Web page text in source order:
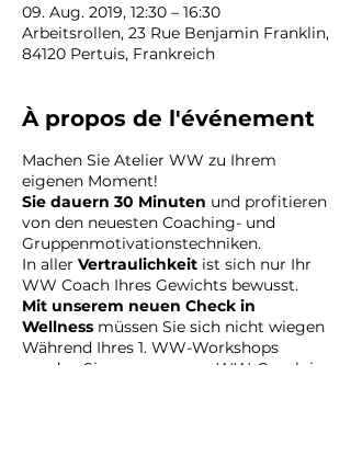
09. Aug. 2019, 12:30 – 16:30
Arbeitsrollen, 23 Rue Benjamin Franklin,
84120 Pertuis, Frankreich
À propos de l'événement
Machen Sie Atelier WW zu Ihrem
eigenen Moment!
Sie dauern 30 Minuten und profitieren
von den neuesten Coaching- und
Gruppenmotivationstechniken.
In aller Vertraulichkeit ist sich nur Ihr
WW Coach Ihres Gewichts bewusst.
Mit unserem neuen Check in
Wellness müssen Sie sich nicht wiegen
Während Ihres 1. WW-Workshops
werden Sie von unserem WW-Coach in